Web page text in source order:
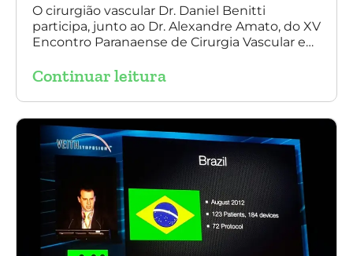
O cirurgião vascular Dr. Daniel Benitti
participa, junto ao Dr. Alexandre Amato, do XV
Encontro Paranaense de Cirurgia Vascular e
Continuar leitura